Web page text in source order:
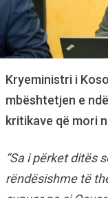
Kryeministri i
mbështetjen e
kritikave që mori
“Sa i përket ditës
rëndësishme të